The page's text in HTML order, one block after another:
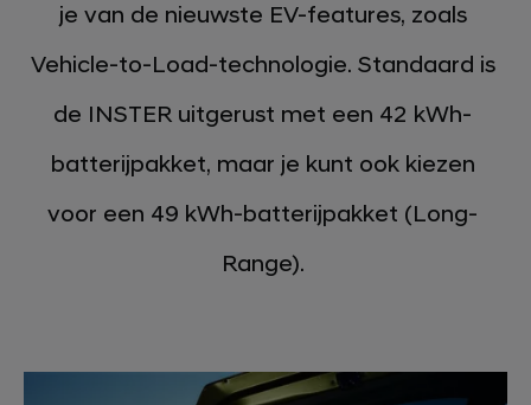
je van de nieuwste EV-features, zoals
Vehicle-to-Load-technologie. Standaard is
de INSTER uitgerust met een 42 kWh-
batterijpakket, maar je kunt ook kiezen
voor een 49 kWh-batterijpakket (Long-
Range).